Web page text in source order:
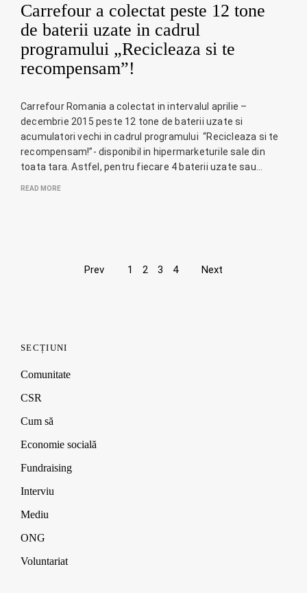
Carrefour a colectat peste 12 tone
de baterii uzate in cadrul
programului „Recicleaza si te
recompensam”!
Carrefour Romania a colectat in intervalul aprilie –
decembrie 2015 peste 12 tone de baterii uzate si
acumulatori vechi in cadrul programului “Recicleaza si te
recompensam!”- disponibil in hipermarketurile sale din
toata tara. Astfel, pentru fiecare 4 baterii uzate sau…
READ MORE
Prev 1 2 3 4 Next
SECȚIUNI
Comunitate
CSR
Cum să
Economie socială
Fundraising
Interviu
Mediu
ONG
Voluntariat